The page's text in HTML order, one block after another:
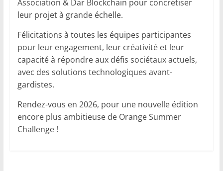
Association & Dar Blockchain pour concrétiser
leur projet à grande échelle.
Félicitations à toutes les équipes participantes
pour leur engagement, leur créativité et leur
capacité à répondre aux défis sociétaux actuels,
avec des solutions technologiques avant-
gardistes.
Rendez-vous en 2026, pour une nouvelle édition
encore plus ambitieuse de Orange Summer
Challenge !